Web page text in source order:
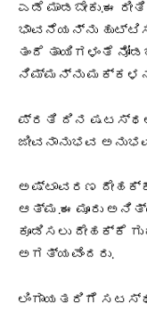
ಎಡೆ ಮಾಡಬೇಕು.ಈ
ಭಾವನೆಯನ್ನು
ತಂದೆ ತಾಯಿಗಳಂತೆ
ನಿಮ್ಮನ್ನು
ಪ್ರತಿ ದಿನ
ಜೀವನಾನುಭವ
ಅಷ್ಟಾವರಣ
ಆತ್ಮ.ಈ ಮೂರು
ಕೂಡಿಸಲು ದೇಹಕ್ಕೆ
ಅಗತ್ಯವೆಂದರು.
ಲಿಂಗಾಯತರಿಗೆ